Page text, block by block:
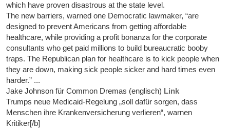
which have proven disastrous at the state level.
The new barriers, warned one Democratic lawmaker, “are
designed to prevent Americans from getting affordable
healthcare, while providing a profit bonanza for the corporate
consultants who get paid millions to build bureaucratic booby
traps. The Republican plan for healthcare is to kick people when
they are down, making sick people sicker and hard times even
harder.” ...
Jake Johnson für Common Dremas (englisch) Link
Trumps neue Medicaid-Regelung „soll dafür sorgen, dass
Menschen ihre Krankenversicherung verlieren“, warnen
Kritiker[/b]